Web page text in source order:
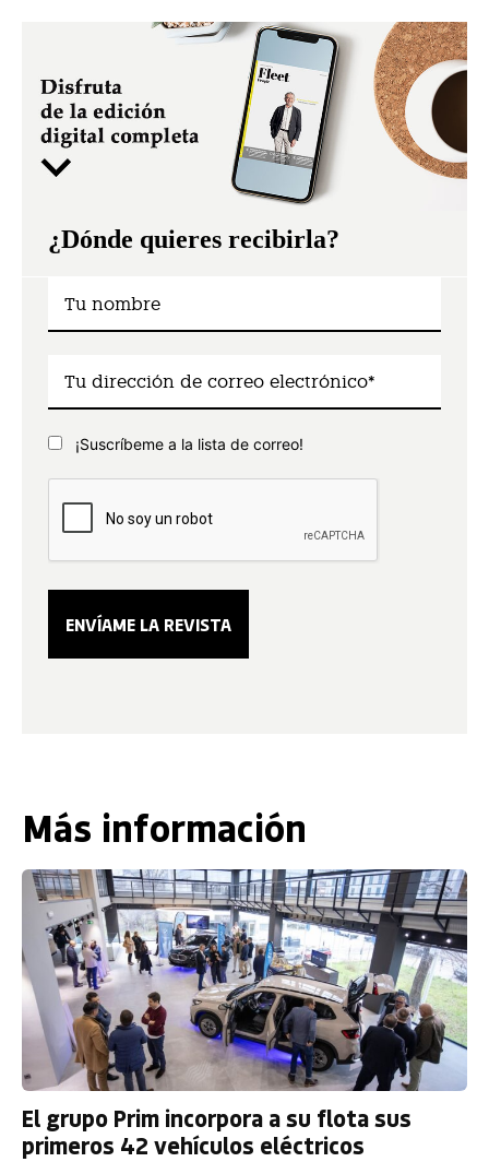
¿Dónde quieres recibirla?
¡Suscríbeme a la lista de correo!
Más información
El grupo Prim incorpora a su flota sus
primeros 42 vehículos eléctricos